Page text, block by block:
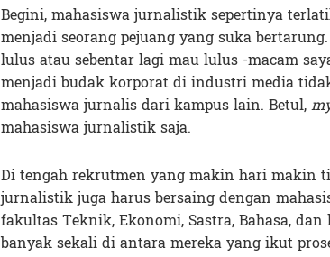
Begini, mahasiswa jurnalistik sepertinya
menjadi seorang pejuang yang suka
lulus atau sebentar lagi mau lulus -macam
menjadi budak korporat di industri media
mahasiswa jurnalis dari kampus lain. Betul,
mahasiswa jurnalistik saja.
Di tengah rekrutmen yang makin hari makin
jurnalistik juga harus bersaing dengan
fakultas Teknik, Ekonomi, Sastra, Bahasa,
banyak sekali di antara mereka yang ikut